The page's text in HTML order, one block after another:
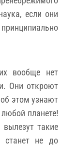
если они
вообще нет
Они откроют
этом узнают
планете!
вылезут такие
станет не до